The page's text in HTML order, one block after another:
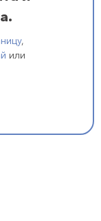
,
или